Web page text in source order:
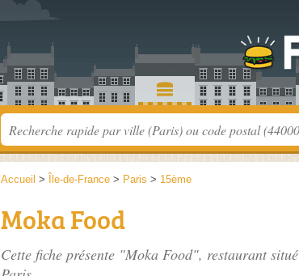
Accueil > Île-de-France > Paris > 15ème
Moka Food
Cette fiche présente "Moka Food", restaurant situé